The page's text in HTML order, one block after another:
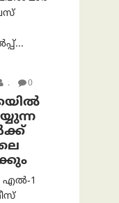
. 0
എൽ-1